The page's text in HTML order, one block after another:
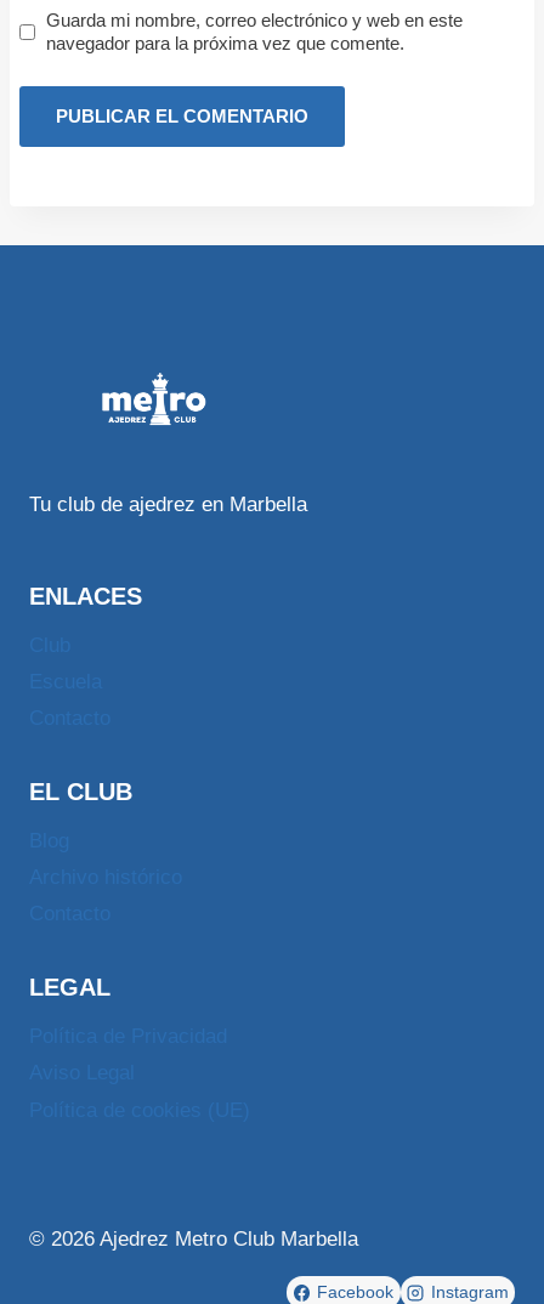
Guarda mi nombre, correo electrónico y web en este
navegador para la próxima vez que comente.
Tu club de ajedrez en Marbella
ENLACES
EL CLUB
LEGAL
© 2026 Ajedrez Metro Club Marbella
Facebook Instagram